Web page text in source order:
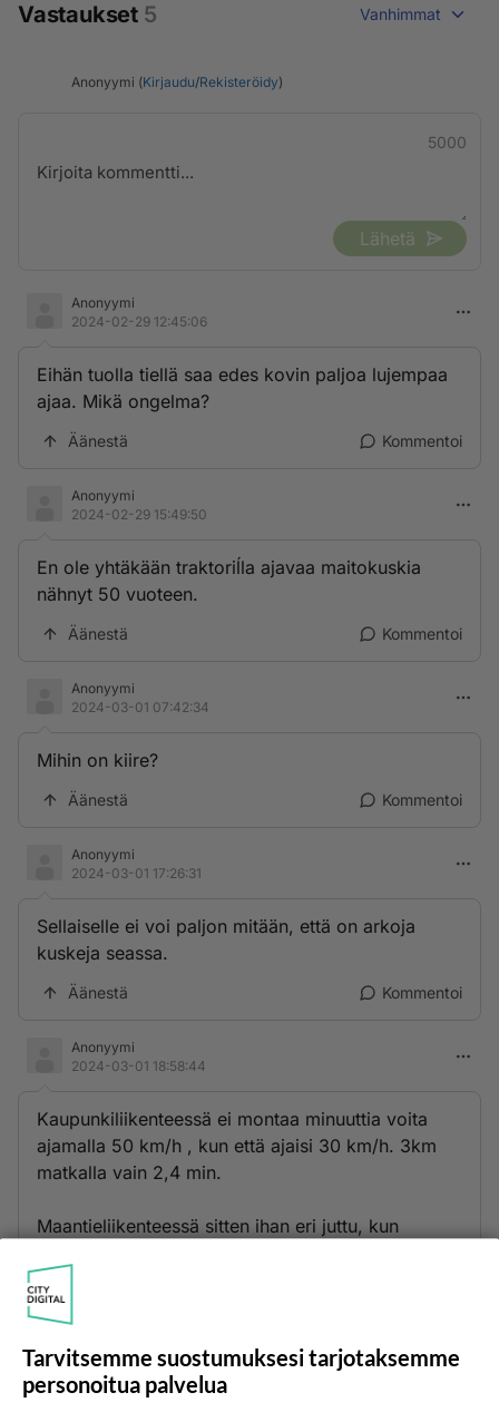
Vastaukset 5 Vanhimmat
Anonyymi (Kirjaudu/Rekisteröidy)
5000
Lähetä
Anonyymi
2024-02-29 12:45:06
Eihän tuolla tiellä saa edes kovin paljoa lujempaa
ajaa. Mikä ongelma?
Äänestä Kommentoi
Anonyymi
2024-02-29 15:49:50
En ole yhtäkään traktoriĺla ajavaa maitokuskia
nähnyt 50 vuoteen.
Äänestä Kommentoi
Anonyymi
2024-03-01 07:42:34
Mihin on kiire?
Äänestä Kommentoi
Anonyymi
2024-03-01 17:26:31
Sellaiselle ei voi paljon mitään, että on arkoja
kuskeja seassa.
Äänestä Kommentoi
Anonyymi
2024-03-01 18:58:44
Kaupunkiliikenteessä ei montaa minuuttia voita
ajamalla 50 km/h , kun että ajaisi 30 km/h. 3km
matkalla vain 2,4 min.
Maantieliikenteessä sitten ihan eri juttu, kun
Kommentoi aloitusta...
Tarvitsemme suostumuksesi tarjotaksemme
personoitua palvelua